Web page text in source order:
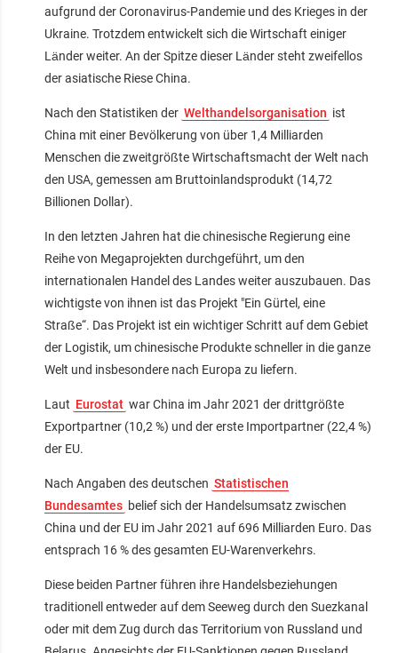
aufgrund der Coronavirus-Pandemie und des Krieges in der
Ukraine. Trotzdem entwickelt sich die Wirtschaft einiger
Länder weiter. An der Spitze dieser Länder steht zweifellos
der asiatische Riese China.
Nach den Statistiken der Welthandelsorganisation ist
China mit einer Bevölkerung von über 1,4 Milliarden
Menschen die zweitgrößte Wirtschaftsmacht der Welt nach
den USA, gemessen am Bruttoinlandsprodukt (14,72
Billionen Dollar).
In den letzten Jahren hat die chinesische Regierung eine
Reihe von Megaprojekten durchgeführt, um den
internationalen Handel des Landes weiter auszubauen. Das
wichtigste von ihnen ist das Projekt "Ein Gürtel, eine
Straße“. Das Projekt ist ein wichtiger Schritt auf dem Gebiet
der Logistik, um chinesische Produkte schneller in die ganze
Welt und insbesondere nach Europa zu liefern.
Laut Eurostat war China im Jahr 2021 der drittgrößte
Exportpartner (10,2 %) und der erste Importpartner (22,4 %)
der EU.
Nach Angaben des deutschen Statistischen
Bundesamtes belief sich der Handelsumsatz zwischen
China und der EU im Jahr 2021 auf 696 Milliarden Euro. Das
entsprach 16 % des gesamten EU-Warenverkehrs.
Diese beiden Partner führen ihre Handelsbeziehungen
traditionell entweder auf dem Seeweg durch den Suezkanal
oder mit dem Zug durch das Territorium von Russland und